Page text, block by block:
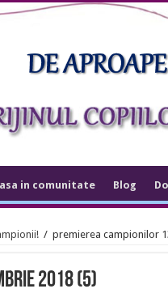
in comunitate Blog
/ premierea campionilor
2018 (5)